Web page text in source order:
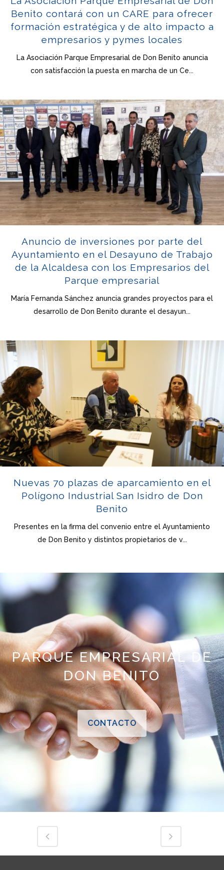
Benito contará con un CARE para ofrecer
formación estratégica y de alto impacto a
empresarios y pymes locales
La Asociación Parque Empresarial de Don Benito anuncia
con satisfacción la puesta en marcha de un Ce...
Anuncio de inversiones por parte del
Ayuntamiento en el Desayuno de Trabajo
de la Alcaldesa con los Empresarios del
Parque empresarial
María Fernanda Sánchez anuncia grandes proyectos para el
desarrollo de Don Benito durante el desayun...
Nuevas 70 plazas de aparcamiento en el
Polígono Industrial San Isidro de Don
Benito
Presentes en la firma del convenio entre el Ayuntamiento
de Don Benito y distintos propietarios de v...
PARQUE EMPRESARIAL DE
DON BENITO
CONTACTO